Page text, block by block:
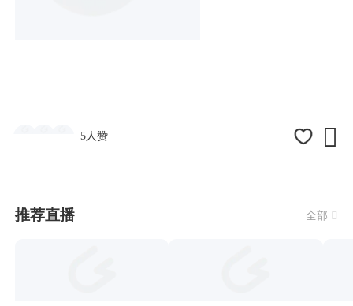
5人赞 
推荐直播 全部 